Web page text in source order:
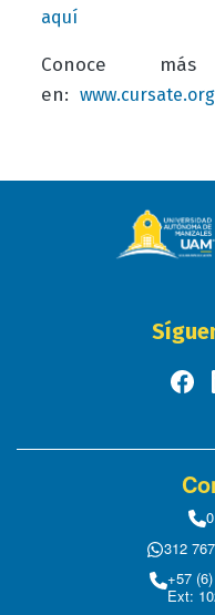
aquí
Conoce
en: www.cursate.org
312
+57
Ext: